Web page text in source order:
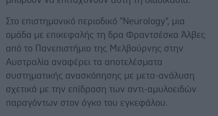
Στο επιστημονικό περιοδικό "Neurology", μια
ομάδα με επικεφαλής τη δρα Φραντσέσκα Άλβες
από το Πανεπιστήμιο της Μελβούρνης στην
Αυστραλία αναφέρει τα αποτελέσματα
συστηματικής ανασκόπησης με μετα-ανάλυση
σχετικά με την επίδραση των αντι-αμυλοειδών
παραγόντων στον όγκο του εγκεφάλου.